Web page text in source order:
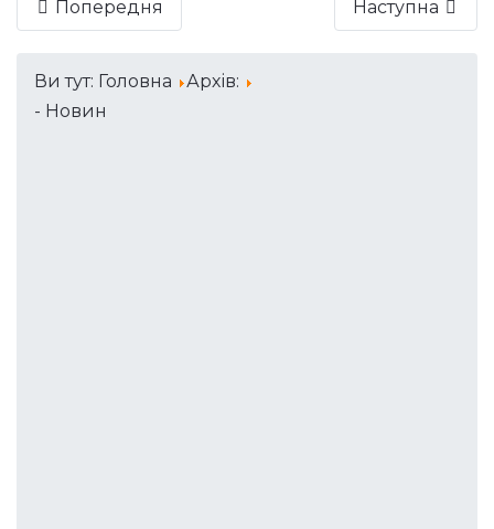
Попередня Наступна
Ви тут: Головна
Архів:
- Новин